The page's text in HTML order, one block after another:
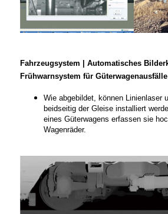
Fahrzeugsystem | Automatisches
Frühwarnsystem für Güterwagenausfälle
Wie abgebildet, können Linienlaser
beidseitig der Gleise installiert
eines Güterwagens erfassen sie
Wagenräder.